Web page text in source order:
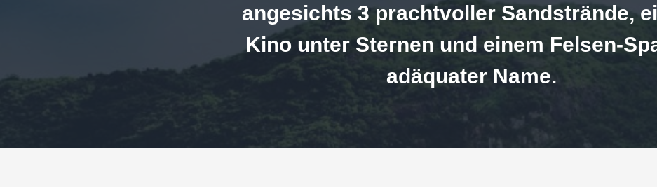
angesichts 3 prachtvoller Sandstrände,
Kino unter Sternen und einem Felsen-
adäquater Name.